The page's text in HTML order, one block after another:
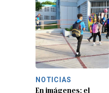
NOTICIAS
En imágenes: el